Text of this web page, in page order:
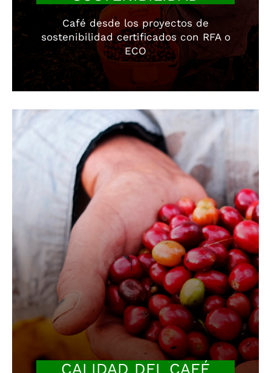
Café desde los proyectos de
sostenibilidad certificados con RFA o
ECO
CALIDAD DEL CAFÉ